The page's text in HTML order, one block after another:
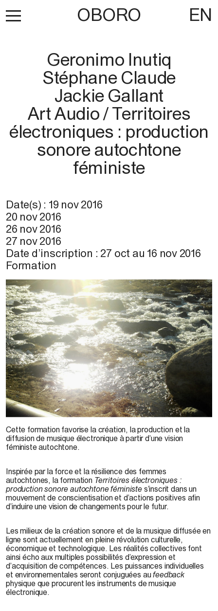
OBORO EN
Geronimo Inutiq
Stéphane Claude
Jackie Gallant
Art Audio / Territoires
électroniques : production
sonore autochtone
féministe
Date(s) : 19 nov 2016
20 nov 2016
26 nov 2016
27 nov 2016
Date d’inscription : 27 oct au 16 nov 2016
Formation
Cette formation favorise la création, la production et la
diffusion de musique électronique à partir d’une vision
féministe autochtone.
Inspirée par la force et la résilience des femmes
autochtones, la formation Territoires électroniques :
production sonore autochtone féministes’inscrit dans un
mouvement de conscientisation et d’actions positives afin
d’induire une vision de changements pour le futur.
Les milieux de la création sonore et de la musique diffusée en
ligne sont actuellement en pleine révolution culturelle,
économique et technologique. Les réalités collectives font
ainsi écho aux multiples possibilités d’expression et
d’acquisition de compétences. Les puissances individuelles
et environnementales seront conjuguées aufeedback
physique que procurent les instruments de musique
électronique.